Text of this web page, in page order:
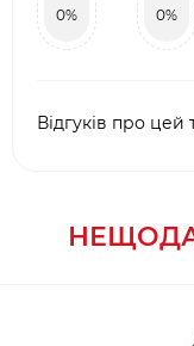
0% 0%
Відгуків про